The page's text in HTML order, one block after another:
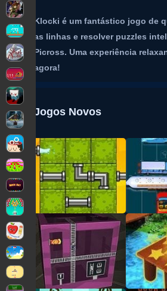
Klocki é um fantástico jogo de
as linhas e resolver puzzles
Picross. Uma experiência
agora!
Jogos Novos